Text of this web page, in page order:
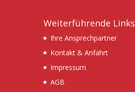
Weiterführende Links
Ihre Ansprechpartner
Kontakt & Anfahrt
Impressum
AGB